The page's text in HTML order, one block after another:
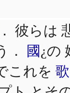
． 彼らは
． 國¿の
これを 歌